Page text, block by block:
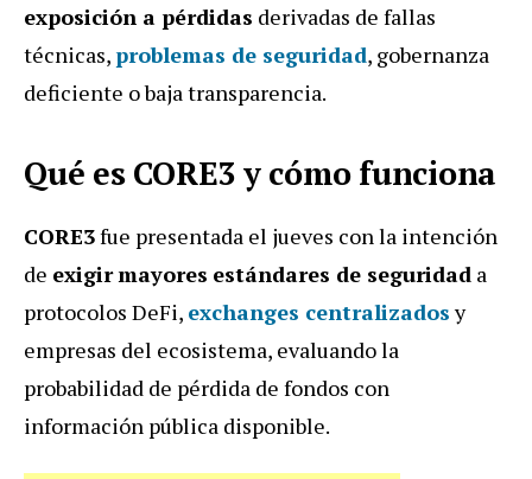
exposición a pérdidas derivadas de fallas
técnicas,problemas de seguridad, gobernanza
deficiente o baja transparencia.
Qué es CORE3 y cómo funciona
CORE3fue presentada el jueves con la intención
de exigirmayores estándares de seguridad a
protocolos DeFi, exchanges centralizadosy
empresas del ecosistema, evaluando la
probabilidad de pérdida de fondos con
información pública disponible.